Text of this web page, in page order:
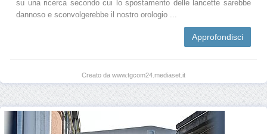
su una ricerca secondo cui lo spostamento delle lancette sarebbe
dannoso e sconvolgerebbe il nostro orologio ...
Approfondisci
Creato da www.tgcom24.mediaset.it